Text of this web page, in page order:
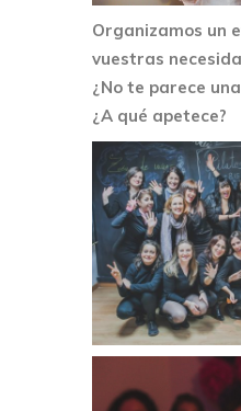
Organizamos un
vuestras
¿No te parece
¿A qué apetece?